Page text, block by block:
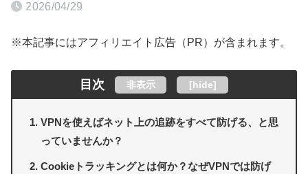
2026/04/29
※本記事にはアフィリエイト広告（PR）が含まれます。
目次 非表示 [hide]
VPNを使えばネット上の追跡をすべて防げる、と思
っていませんか？
Cookieトラッキングとは何か？なぜVPNでは防げ